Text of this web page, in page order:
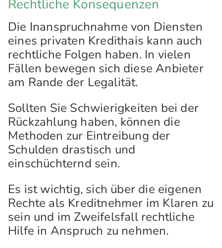
Rechtliche Konsequenzen
Die Inanspruchnahme von Diensten
eines privaten Kredithais kann auch
rechtliche Folgen haben. In vielen
Fällen bewegen sich diese Anbieter
am Rande der Legalität.
Sollten Sie Schwierigkeiten bei der
Rückzahlung haben, können die
Methoden zur Eintreibung der
Schulden drastisch und
einschüchternd sein.
Es ist wichtig, sich über die eigenen
Rechte als Kreditnehmer im Klaren zu
sein und im Zweifelsfall rechtliche
Hilfe in Anspruch zu nehmen.